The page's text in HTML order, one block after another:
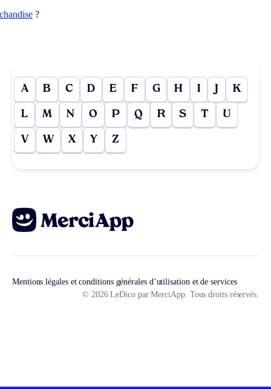
?
A B C D E F G H I J K
L M N O P Q R S T U
V W X Y Z
Mentions légales et conditions générales d’utilisation et de services
© 2026 LeDico par MerciApp. Tous droits réservés.